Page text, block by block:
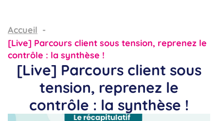
Accueil
[Live] Parcours client sous tension, reprenez le
contrôle : la synthèse !
[Live] Parcours client sous
tension, reprenez le
contrôle : la synthèse !